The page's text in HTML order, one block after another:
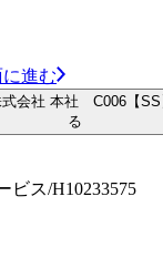
進む
会社 本社 C006【SS
る
ビス/H10233575